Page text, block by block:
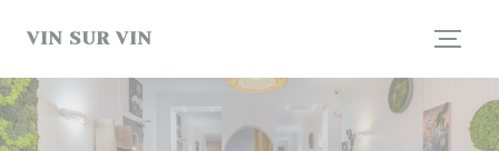
VIN SUR VIN